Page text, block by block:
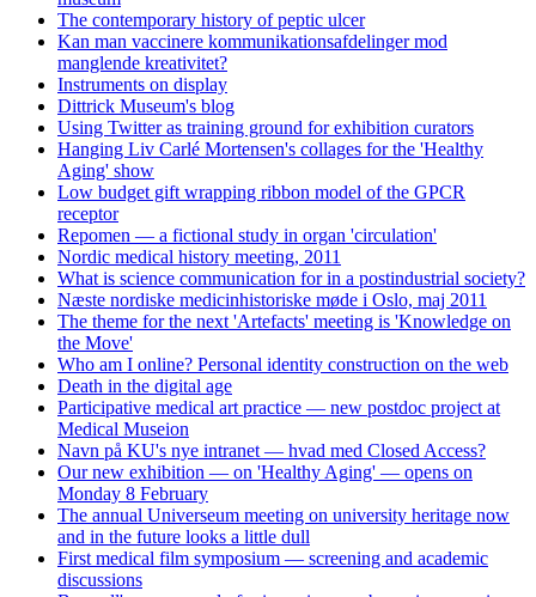
The contemporary history of peptic ulcer
Kan man vaccinere kommunikationsafdelinger mod
manglende kreativitet?
Instruments on display
Dittrick Museum's blog
Using Twitter as training ground for exhibition curators
Hanging Liv Carlé Mortensen's collages for the 'Healthy
Aging' show
Low budget gift wrapping ribbon model of the GPCR
receptor
Repomen — a fictional study in organ 'circulation'
Nordic medical history meeting, 2011
What is science communication for in a postindustrial society?
Næste nordiske medicinhistoriske møde i Oslo, maj 2011
The theme for the next 'Artefacts' meeting is 'Knowledge on
the Move'
Who am I online? Personal identity construction on the web
Death in the digital age
Participative medical art practice — new postdoc project at
Medical Museion
Navn på KU's nye intranet — hvad med Closed Access?
Our new exhibition — on 'Healthy Aging' — opens on
Monday 8 February
The annual Universeum meeting on university heritage now
and in the future looks a little dull
First medical film symposium — screening and academic
discussions